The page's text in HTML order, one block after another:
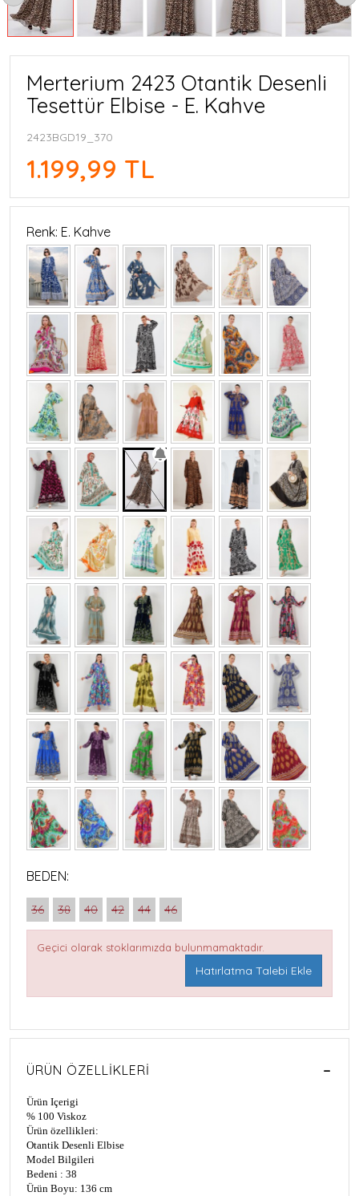
Merterium 2423 Otantik Desenli
Tesettür Elbise - E. Kahve
2423BGD19_370
1.199,99 TL
Renk: E. Kahve
BEDEN:
36 38 40 42 44 46
Geçici olarak stoklarımızda bulunmamaktadır.
Hatırlatma Talebi Ekle
ÜRÜN ÖZELLIKLERI
Ürün Içerigi
% 100 Viskoz
Ürün özellikleri:
Otantik Desenli Elbise
Model Bilgileri
Bedeni : 38
Ürün Boyu: 136 cm